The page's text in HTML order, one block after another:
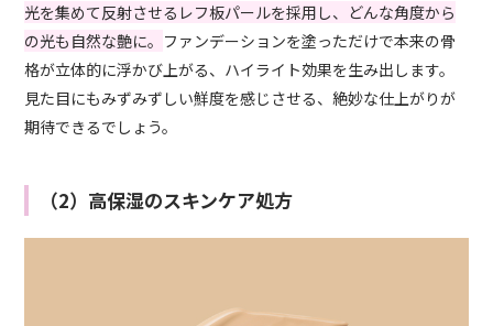
光を集めて反射させるレフ板パールを採用し、どんな角度から
の光も自然な艶に。 ファンデーションを塗っただけで本来の骨
格が立体的に浮かび上がる、ハイライト効果を生み出します。
見た目にもみずみずしい鮮度を感じさせる、絶妙な仕上がりが
期待できるでしょう。
（2）高保湿のスキンケア処方